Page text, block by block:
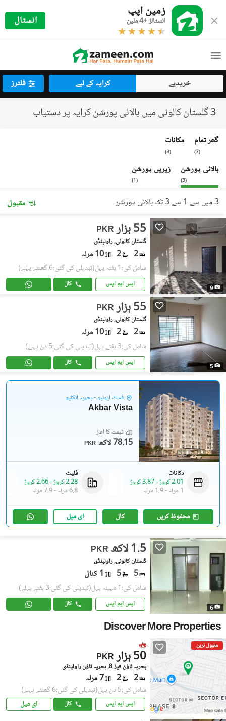
زمین اپپ
انسٹالز +4 ملین انسٹال
خریدیے کرایہ کے لیے فلٹرز
3 گلستان کالونی میں بالائی پورشن کرایہ پر دستیاب
گھر تمام
(
7
)
مکانات
(
3
)
بالائی پورشن
(
3
)
زیریں پورشن
(
1
)
3 میں سے 1 سے 3 تک بالائی پورشن مقبول
9
PKR 55 ہزار
گلستان کالونی, راولپنڈی
2
2 10 مرلہ
شامل کی:1 ہفتہ پہل (تبدیلی کی گئی:6 گھنٹے پہلے)
ایس ایم ایس کال
5
PKR 55 ہزار
گلستان کالونی, راولپنڈی
2
2 10 مرلہ
شامل کی:3 ہفتے پہل (تبدیلی کی گئی:5 دن پہلے)
ایس ایم ایس کال
فسٹ ایونیو - بحریہ انکلیو
Akbar Vista
قیمت کا آغاز
PKR 78.15 لاکھ
دکانات
2.01 کروڑ
-3.87 کروڑ
1 مرلہ
-1.9 مرلہ
فلیٹ
2.28 کروڑ
-2.66 کروڑ
6.8 مرلہ
-7.9 مرلہ
محفوظ کریں کال ای میل
6
PKR 1.5 لاکھ
گلستان کالونی, راولپنڈی
5
5 1 کنال
شامل کی:1 مہینہ پہل (تبدیلی کی گئی:3 ہفتے پہلے)
ایس ایم ایس کال
Discover More Properties
مقبول ترین
PKR 50 ہزار
بحریہ ٹاؤن فیز 8, بحریہ ٹاؤن راولپنڈی
2
2 7 مرلہ
شامل کی:5 دن پہل (تبدیلی کی گئی:6 گھنٹے پہلے)
ایس ایم ایس کال ای میل